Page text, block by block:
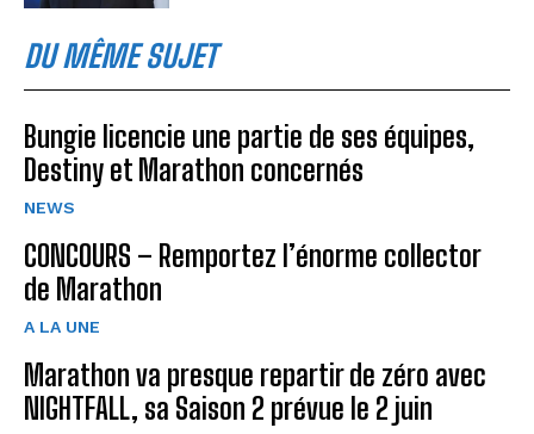
DU MÊME SUJET
Bungie licencie une partie de ses équipes,
Destiny et Marathon concernés
NEWS
CONCOURS – Remportez l’énorme collector
de Marathon
A LA UNE
Marathon va presque repartir de zéro avec
NIGHTFALL, sa Saison 2 prévue le 2 juin